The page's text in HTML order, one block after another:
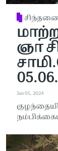
ஞா
Jun 05, 2024